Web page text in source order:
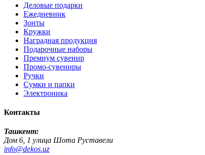
Деловые подарки
Ежедневник
Зонты
Кружки
Наградная продукция
Подарочные наборы
Премиум сувенир
Промо-сувениры
Ручки
Сумки и папки
Электроника
Контакты
Ташкент:
Дом 6, 1 улица Шота Руставели
info@dekos.uz